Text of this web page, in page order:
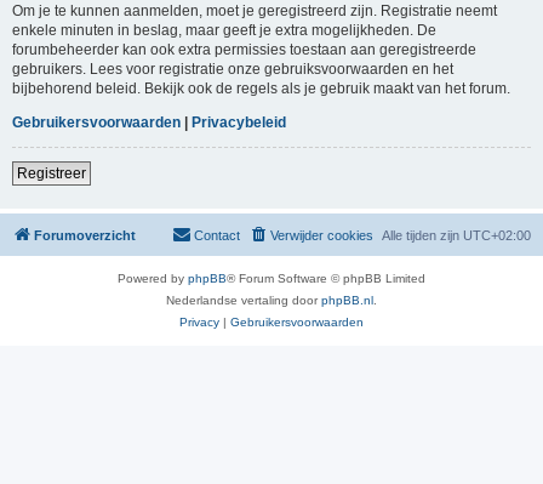
Om je te kunnen aanmelden, moet je geregistreerd zijn. Registratie neemt
enkele minuten in beslag, maar geeft je extra mogelijkheden. De
forumbeheerder kan ook extra permissies toestaan aan geregistreerde
gebruikers. Lees voor registratie onze gebruiksvoorwaarden en het
bijbehorend beleid. Bekijk ook de regels als je gebruik maakt van het forum.
Gebruikersvoorwaarden | Privacybeleid
Registreer
Forumoverzicht Alle tijden zijn UTC+02:00
Verwijder cookies
Contact
Powered by phpBB® Forum Software © phpBB Limited
Nederlandse vertaling doorphpBB.nl
Privacy | Gebruikersvoorwaarden